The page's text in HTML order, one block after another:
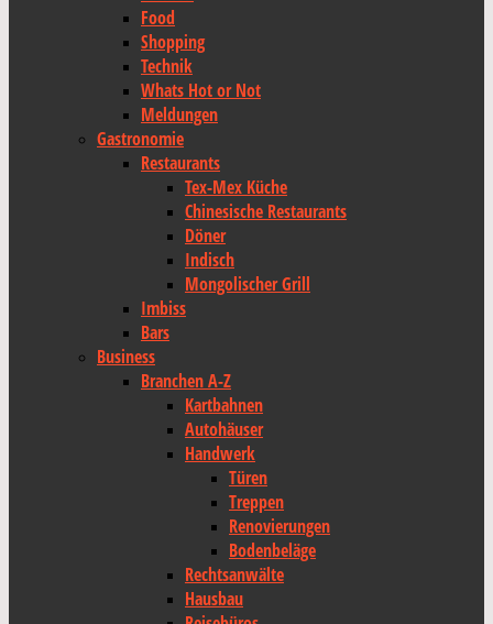
Food
Shopping
Technik
Whats Hot or Not
Meldungen
Gastronomie
Restaurants
Tex-Mex Küche
Chinesische Restaurants
Döner
Indisch
Mongolischer Grill
Imbiss
Bars
Business
Branchen A-Z
Kartbahnen
Autohäuser
Handwerk
Türen
Treppen
Renovierungen
Bodenbeläge
Rechtsanwälte
Hausbau